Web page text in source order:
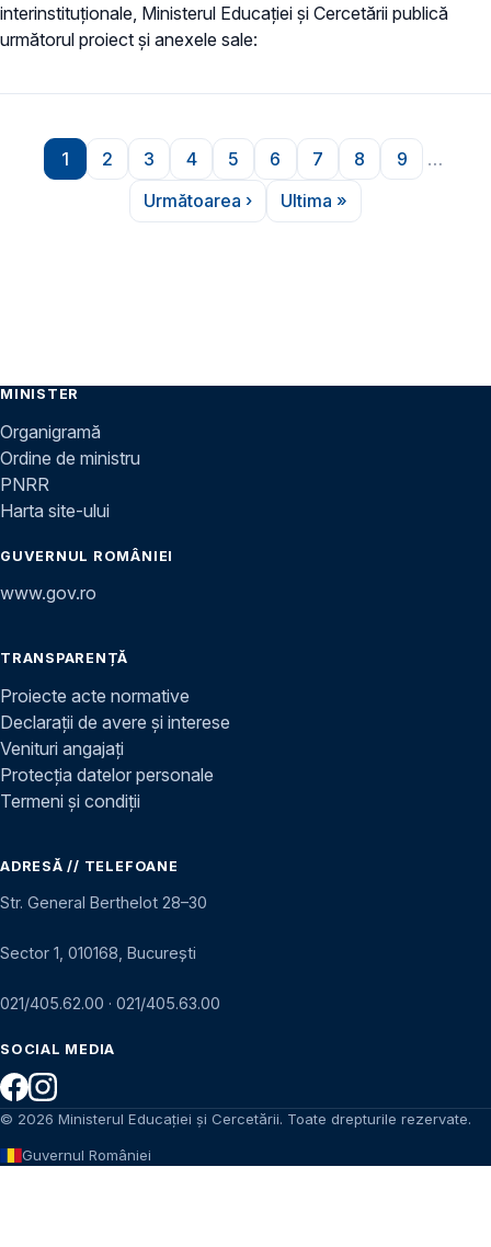
interinstituționale, Ministerul Educaţiei și Cercetării publică
următorul proiect și anexele sale:
Paginare
Pagina
1
Pagina
2
Pagina
3
Pagina
4
Pagina
5
Pagina
6
Pagina
7
Pagina
8
Pagina
9 …
Pagina următoare
Următoarea ›
Ultima pagină
Ultima »
MINISTER
Organigramă
Ordine de ministru
PNRR
Harta site-ului
GUVERNUL ROMÂNIEI
www.gov.ro
TRANSPARENȚĂ
Proiecte acte normative
Declarații de avere și interese
Venituri angajați
Protecția datelor personale
Termeni și condiții
ADRESĂ // TELEFOANE
Str. General Berthelot 28–30
Sector 1, 010168, București
021/405.62.00 · 021/405.63.00
SOCIAL MEDIA
© 2026 Ministerul Educației și Cercetării. Toate drepturile rezervate.
Guvernul României